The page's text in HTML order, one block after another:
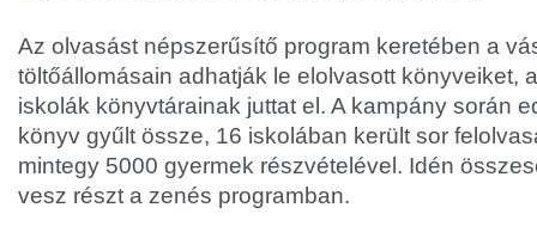
Az olvasást népszerűsítő program keretében a
töltőállomásain adhatják le elolvasott könyveiket,
iskolák könyvtárainak juttat el. A kampány során
könyv gyűlt össze, 16 iskolában került sor
mintegy 5000 gyermek részvételével. Idén
vesz részt a zenés programban.